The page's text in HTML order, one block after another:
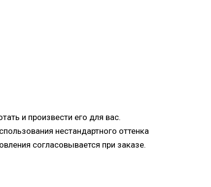
и произвести его для вас.
нестандартного оттенка
согласовывается при заказе.